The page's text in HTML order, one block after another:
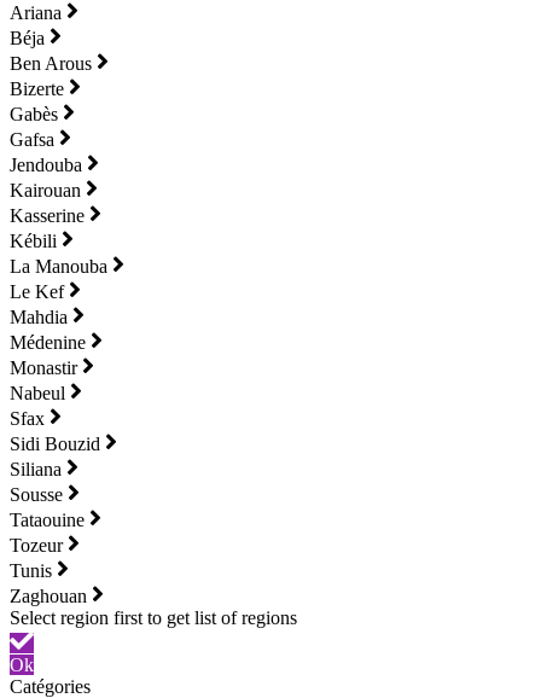
Ariana
Béja
Ben Arous
Bizerte
Gabès
Gafsa
Jendouba
Kairouan
Kasserine
Kébili
La Manouba
Le Kef
Mahdia
Médenine
Monastir
Nabeul
Sfax
Sidi Bouzid
Siliana
Sousse
Tataouine
Tozeur
Tunis
Zaghouan
Ok
Catégories